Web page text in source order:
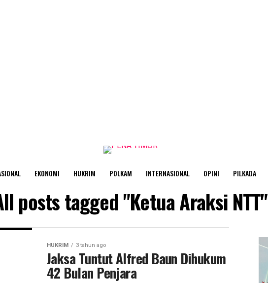
EKONOMI HUKRIM POLKAM INTERNASIONAL OPINI PILKADA
posts tagged "Ketua Araksi NTT"
HUKRIM 3 tahun ago
Jaksa Tuntut Alfred Baun Dihukum
42 Bulan Penjara